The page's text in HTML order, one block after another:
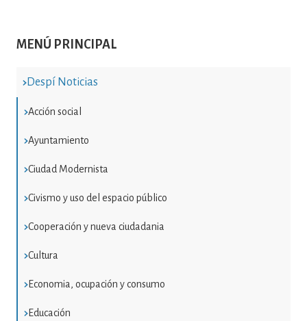
MENÚ PRINCIPAL
Despí Noticias
Acción social
Ayuntamiento
Ciudad Modernista
Civismo y uso del espacio público
Cooperación y nueva ciudadania
Cultura
Economia, ocupación y consumo
Educación